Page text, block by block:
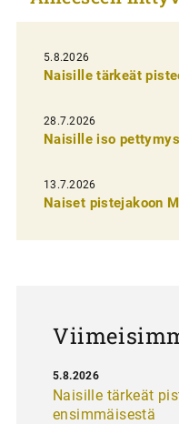
e
l
i
e
n
e
5.8.2026
Naisille tärkeät
28.7.2026
Naisille iso
13.7.2026
Naiset pistejakoon
Naisille tärkeät
ensimmäisestä
5.8.2026